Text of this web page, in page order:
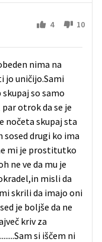
4 10
nima na
jo uničijo.Sami
so samo
otrok da se je
nočeta skupaj sta
sosed drugi ko ima
mi je prostitutko
ne ve da mu je
misli da
skrili da imajo oni
je boljše da ne
kriv za
si iščem ni